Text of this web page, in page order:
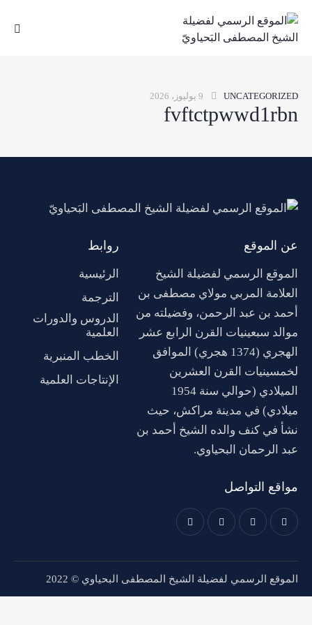
UNCATEGORIZED 9 يوليوز، 2026
fvftctpwwd1rbn
عن الموقع
الموقع الرسمي لفضيلة الشيخ
العلامة المربي مولاي مصطفى بن
أحمد بن عبد الرحمن، وفضيلته من
موالد سبعينيات القرن الرابع عشر
الهجري (1374 هجري) الموافق
لخمسينيات القرن العشرين
الميلادي (حوالي سنة 1954
ميلادي) في مدينة مراكش، حيث
نشأ في كنف والده الشيخ أحمد بن
عبد الرحمان البحياوي.
روابط
الرئيسية
الترجمة
الدروس والدورات
العلمية
الخطب المنبرية
الإنتاجات العلمية
مواقع التواصل
الموقع الرسمي لفضيلة الشيخ المصطفى البحياوي © 2022